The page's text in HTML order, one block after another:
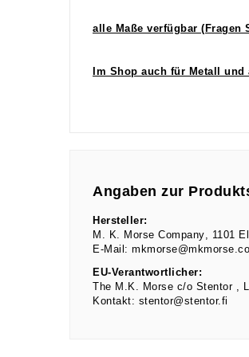
alle Maße verfügbar
Im Shop auch für Metall
Angaben zur
Hersteller:
M. K. Morse Company
1101
E-Mail:
EU-Verantwortlicher:
The M.K. Morse c/o Stentor
Kontakt: stentor@stentor.fi